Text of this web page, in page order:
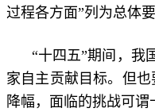
过程各方面”列为总体
“十四五”期间，我
家自主贡献目标。但
降幅，面临的挑战可谓